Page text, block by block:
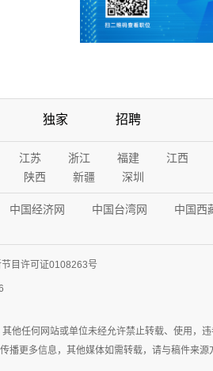
独家 招聘
江苏 浙江 福建 江西
陕西 新疆 深圳
中国经济网 中国台湾网 中国西
目许可证0108263号
他任何网站或单位未经允许禁止转载、使用，
播更多信息，其他媒体如需转载，请与稿件来源